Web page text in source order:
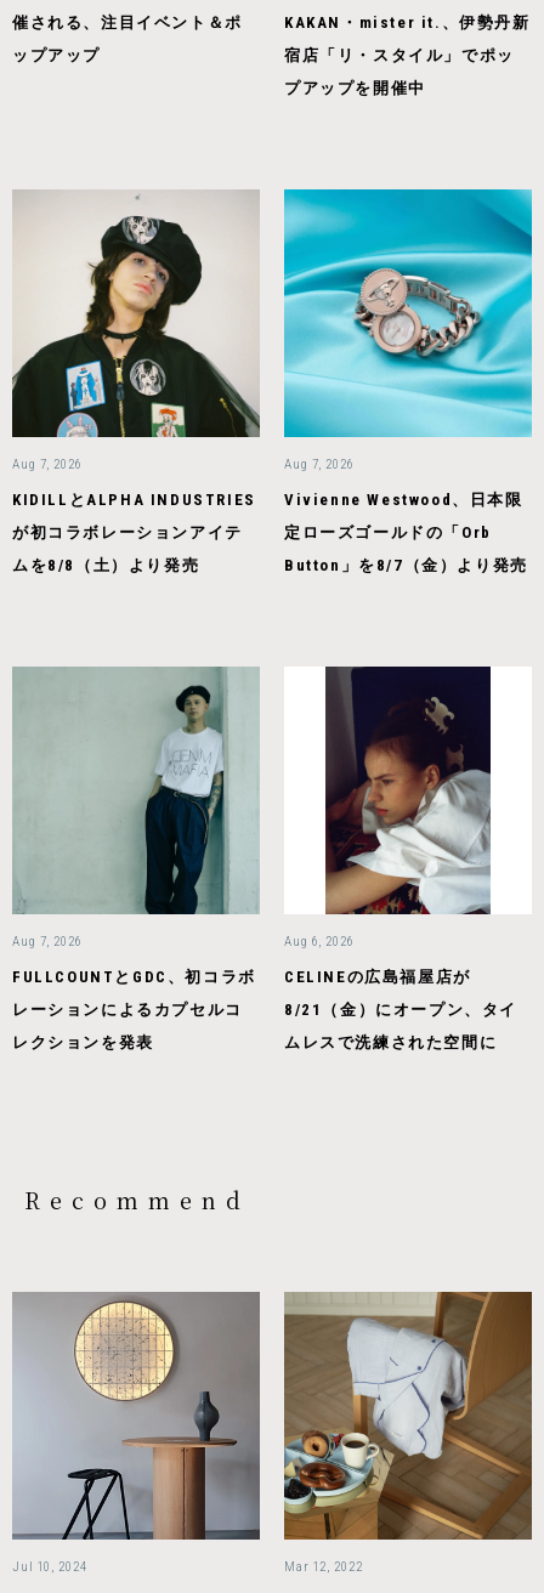
催される、注目イベント＆ポ
ップアップ
KAKAN・mister it.、伊勢丹新
宿店「リ・スタイル」でポッ
プアップを開催中
Aug 7, 2026
KIDILLとALPHA INDUSTRIES
が初コラボレーションアイテ
ムを8/8（土）より発売
Aug 7, 2026
Vivienne Westwood、日本限
定ローズゴールドの「Orb
Button」を8/7（金）より発売
Aug 7, 2026
FULLCOUNTとGDC、初コラボ
レーションによるカプセルコ
レクションを発表
Aug 6, 2026
CELINEの広島福屋店が
8/21（金）にオープン、タイ
ムレスで洗練された空間に
Recommend
Jul 10, 2024 Mar 12, 2022